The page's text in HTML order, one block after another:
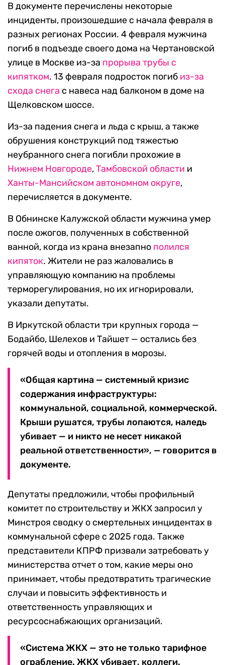
В документе перечислены некоторые
инциденты, произошедшие с начала февраля в
разных регионах России. 4 февраля мужчина
погиб в подъезде своего дома на Чертановской
улице в Москве из-за прорыва трубы с
кипятком. 13 февраля подросток погиб из-за
схода снега с навеса над балконом в доме на
Щелковском шоссе.
Из-за падения снега и льда с крыш, а также
обрушения конструкций под тяжестью
неубранного снега погибли прохожие в
Нижнем Новгороде,Тамбовской области и
Ханты-Мансийском автономном округе,
перечисляется в документе.
В Обнинске Калужской области мужчина умер
после ожогов, полученных в собственной
ванной, когда из крана внезапно полился
кипяток. Жители не раз жаловались в
управляющую компанию на проблемы
терморегулирования, но их игнорировали,
указали депутаты.
В Иркутской области три крупных города —
Бодайбо, Шелехов и Тайшет — остались без
горячей воды и отопления в морозы.
«Общая картина — системный кризис
содержания инфраструктуры:
коммунальной, социальной, коммерческой.
Крыши рушатся, трубы лопаются, наледь
убивает — и никто не несет никакой
реальной ответственности», — говорится в
документе.
Депутаты предложили, чтобы профильный
комитет по строительству и ЖКХ запросил у
Минстроя сводку о смертельных инцидентах в
коммунальной сфере с 2025 года. Также
представители КПРФ призвали затребовать у
министерства отчет о том, какие меры оно
принимает, чтобы предотвратить трагические
случаи и повысить эффективность и
ответственность управляющих и
ресурсоснабжающих организаций.
«Система ЖКХ — это не только тарифное
ограбление. ЖКХ убивает, коллеги.